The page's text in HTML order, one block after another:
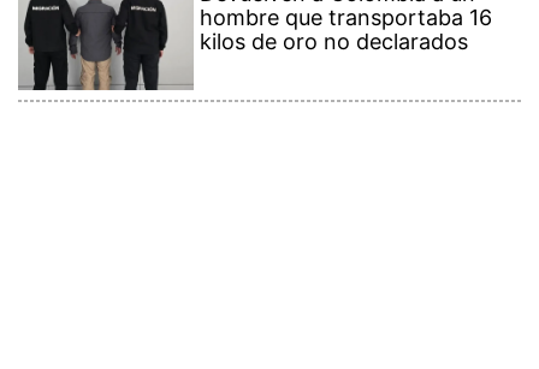
hombre que transportaba 16
kilos de oro no declarados